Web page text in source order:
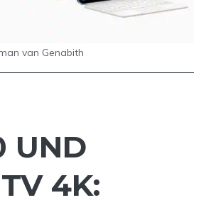
van Genabith
UND
4K: